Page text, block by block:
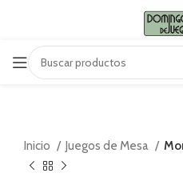
Inicio Juegos de Mesa